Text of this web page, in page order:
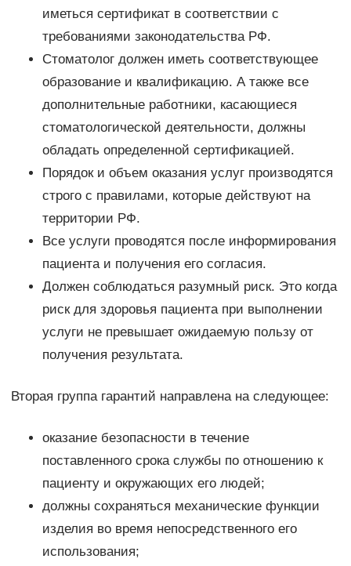
иметься сертификат в соответствии с
требованиями законодательства РФ.
Стоматолог должен иметь соответствующее
образование и квалификацию. А также все
дополнительные работники, касающиеся
стоматологической деятельности, должны
обладать определенной сертификацией.
Порядок и объем оказания услуг производятся
строго с правилами, которые действуют на
территории РФ.
Все услуги проводятся после информирования
пациента и получения его согласия.
Должен соблюдаться разумный риск. Это когда
риск для здоровья пациента при выполнении
услуги не превышает ожидаемую пользу от
получения результата.
Вторая группа гарантий направлена на следующее:
оказание безопасности в течение
поставленного срока службы по отношению к
пациенту и окружающих его людей;
должны сохраняться механические функции
изделия во время непосредственного его
использования;